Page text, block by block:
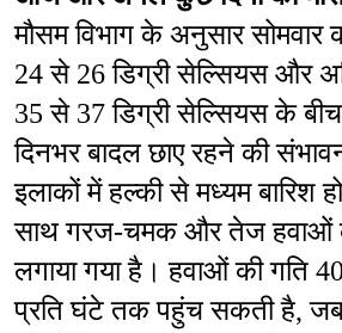
मौसम विभाग के अनुसार सोमवार
24 से 26 डिग्री सेल्सियस और
35 से 37 डिग्री सेल्सियस के
दिनभर बादल छाए रहने की
इलाकों में हल्की से मध्यम बारिश
साथ गरज-चमक और तेज हवाओं
लगाया गया है। हवाओं की गति
प्रति घंटे तक पहुंच सकती है,